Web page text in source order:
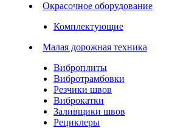
Окрасочное оборудование
Комплектующие
Малая дорожная техника
Виброплиты
Вибротрамбовки
Резчики швов
Виброкатки
Заливщики швов
Рециклеры